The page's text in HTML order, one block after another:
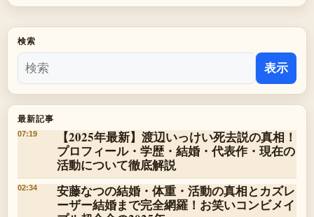
検索
表示
最新記事
07:19
【2025年最新】渡辺いっけい死去説の真相！
プロフィール・学歴・結婚・代表作・現在の
活動について徹底解説
02:34
安藤なつの結婚・体重・活動の真相とカズレ
ーザー結婚まで完全網羅！お笑いコンビメイ